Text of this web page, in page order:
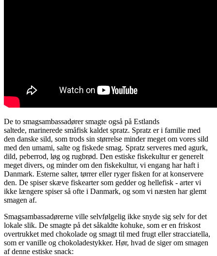
De to smagsambassadører smagte også på Estlands
saltede, marinerede småfisk kaldet spratz. Spratz er i familie med
den danske sild, som trods sin størrelse minder meget om vores sild
med den umami, salte og fiskede smag. Spratz serveres med agurk,
dild, peberrod, løg og rugbrød. Den estiske fiskekultur er generelt
meget divers, og minder om den fiskekultur, vi engang har haft i
Danmark. Esterne salter, tørrer eller ryger fisken for at konservere
den. De spiser skæve fiskearter som gedder og hellefisk - arter vi
ikke længere spiser så ofte i Danmark, og som vi næsten har glemt
smagen af.
Smagsambassadørerne ville selvfølgelig ikke snyde sig selv for det
lokale slik. De smagte på det såkaldte kohuke, som er en friskost
overtrukket med chokolade og smagt til med frugt eller stracciatella,
som er vanille og chokoladestykker. Hør, hvad de siger om smagen
af denne estiske snack: